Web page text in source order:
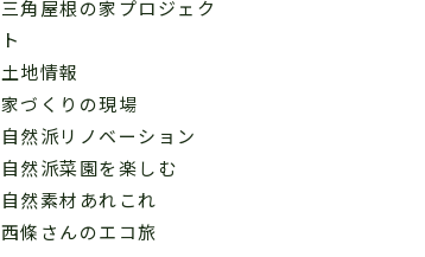
三角屋根の家プロジェク
ト
土地情報
家づくりの現場
自然派リノベーション
自然派菜園を楽しむ
自然素材あれこれ
西條さんのエコ旅